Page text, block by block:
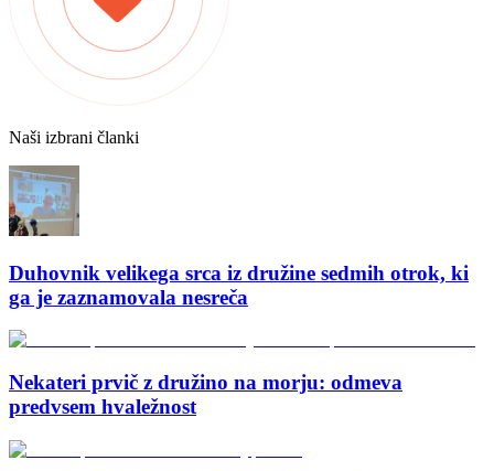
Naši izbrani članki
Duhovnik velikega srca iz družine sedmih otrok, ki
ga je zaznamovala nesreča
Nekateri prvič z družino na morju: odmeva
predvsem hvaležnost